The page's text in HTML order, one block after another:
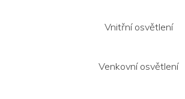
Vnitřní osvětlení
Venkovní osvětlení